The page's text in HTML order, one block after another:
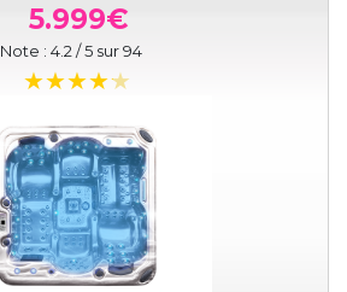
5.999€
Note : 4.2 / 5 sur94